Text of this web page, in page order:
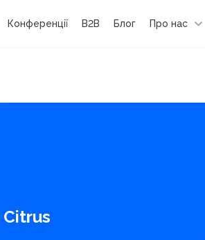
Конференції B2B Блог Про нас
Citrus